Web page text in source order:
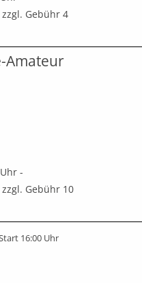
Gebühr 4
Amateur
-
Gebühr 10
16:00 Uhr